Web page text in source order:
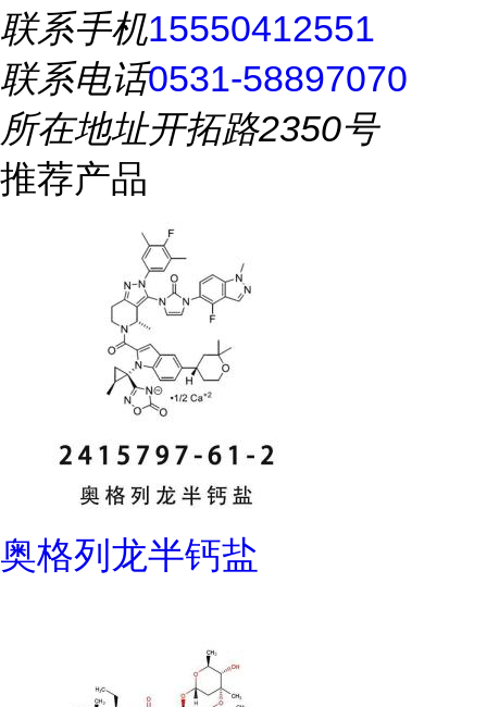
联系手机15550412551
联系电话0531-58897070
所在地址开拓路2350号
推荐产品
奥格列龙半钙盐